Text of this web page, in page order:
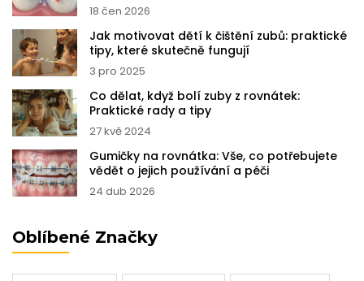
18 čen 2026
Jak motivovat dětí k čištění zubů: praktické
tipy, které skutečně fungují
3 pro 2025
Co dělat, když bolí zuby z rovnátek:
Praktické rady a tipy
27 kvě 2024
Gumičky na rovnátka: Vše, co potřebujete
vědět o jejich používání a péči
24 dub 2026
Oblíbené Značky